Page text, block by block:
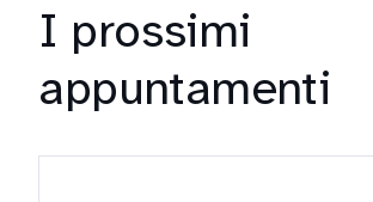
I prossimi
appuntamenti